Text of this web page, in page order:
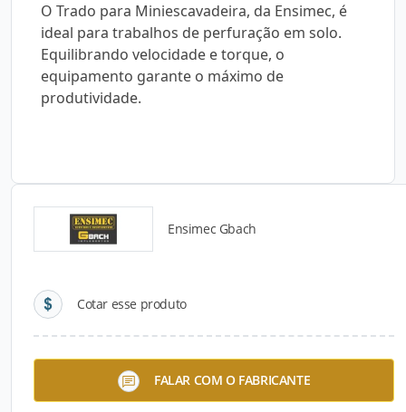
O Trado para Miniescavadeira, da Ensimec, é
ideal para trabalhos de perfuração em solo.
Equilibrando velocidade e torque, o
equipamento garante o máximo de
produtividade.
Ensimec Gbach
Cotar esse produto
FALAR COM O FABRICANTE
Detalhes do produto
Descrição do Produto
O Trado para Miniescavadeira, da Ensimec, é
ideal para trabalhos de perfuração em solo.